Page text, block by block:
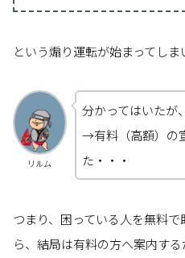
という煽り運転が始まってしま
リルム
分かってはいたが
→有料（高額）の
た・・・
つまり、困っている人を無料
ら、結局は有料の方へ案内す